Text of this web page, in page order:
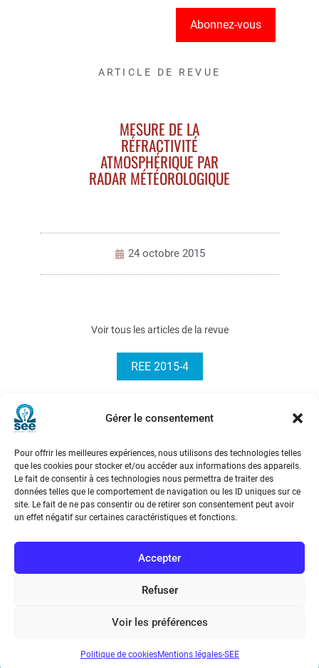
Gérer le consentement
Pour offrir les meilleures expériences, nous utilisons des technologies telles
que les cookies pour stocker et/ou accéder aux informations des appareils.
Le fait de consentir à ces technologies nous permettra de traiter des
données telles que le comportement de navigation ou les ID uniques sur ce
site. Le fait de ne pas consentir ou de retirer son consentement peut avoir
un effet négatif sur certaines caractéristiques et fonctions.
Accepter
Refuser
Voir les préférences
Politique de cookiesMentions légales-SEE
Abonnez-vous
ARTICLE DE REVUE
MESURE DE LA
RÉFRACTIVITÉ
ATMOSPHÉRIQUE PAR
RADAR MÉTÉOROLOGIQUE
24 octobre 2015
Voir tous les articles de la revue
REE 2015-4
Comparaison avec un réseau de
de l’Information et de la Communication
75116 Paris
Métro : « Boissière » Ligne 6 et « Iéna » Ligne 9
Téléphone : (+33) 1 56 90 37 17